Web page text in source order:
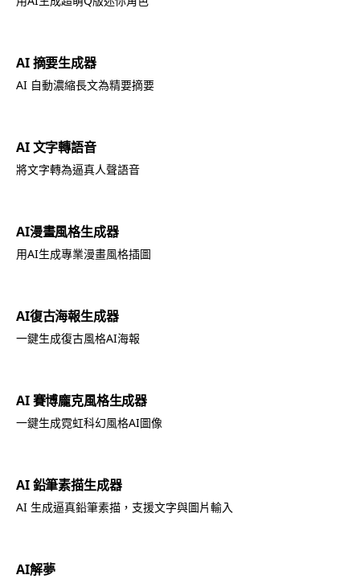
AI 摘要生成器
AI 自動濃縮長文為精要摘要
AI 文字轉語音
將文字轉為逼真人聲語音
AI漫畫風格生成器
用AI生成專業漫畫風格插圖
AI復古海報生成器
一鍵生成復古風格AI海報
AI 賽博龐克風格生成器
一鍵生成霓虹科幻風格AI圖像
AI 鉛筆素描生成器
AI 生成逼真鉛筆素描，支援文字與圖片輸入
AI解夢